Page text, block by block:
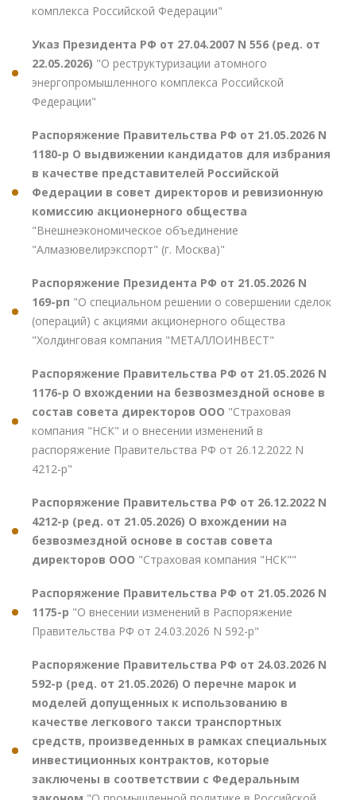
комплекса Российской Федерации"
Указ Президента РФ от 27.04.2007 N 556 (ред. от
22.05.2026) "О реструктуризации атомного
энергопромышленного комплекса Российской
Федерации"
Распоряжение Правительства РФ от 21.05.2026 N
1180-р О выдвижении кандидатов для избрания
в качестве представителей Российской
Федерации в совет директоров и ревизионную
комиссию акционерного общества
"Внешнеэкономическое объединение
"Алмазювелирэкспорт" (г. Москва)"
Распоряжение Президента РФ от 21.05.2026 N
169-рп "О специальном решении о совершении сделок
(операций) с акциями акционерного общества
"Холдинговая компания "МЕТАЛЛОИНВЕСТ"
Распоряжение Правительства РФ от 21.05.2026 N
1176-р О вхождении на безвозмездной основе в
состав совета директоров ООО "Страховая
компания "НСК" и о внесении изменений в
распоряжение Правительства РФ от 26.12.2022 N
4212-р"
Распоряжение Правительства РФ от 26.12.2022 N
4212-р (ред. от 21.05.2026) О вхождении на
безвозмездной основе в состав совета
директоров ООО "Страховая компания "НСК""
Распоряжение Правительства РФ от 21.05.2026 N
1175-р "О внесении изменений в Распоряжение
Правительства РФ от 24.03.2026 N 592-р"
Распоряжение Правительства РФ от 24.03.2026 N
592-р (ред. от 21.05.2026) О перечне марок и
моделей допущенных к использованию в
качестве легкового такси транспортных
средств, произведенных в рамках специальных
инвестиционных контрактов, которые
заключены в соответствии с Федеральным